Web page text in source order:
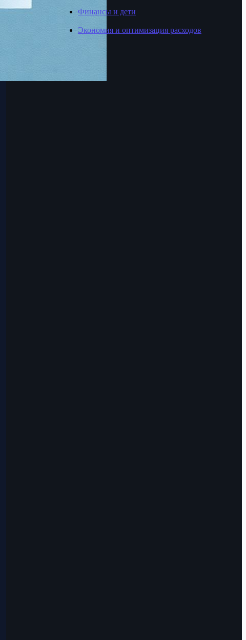
Финансы и дети
Экономия и оптимизация расходов